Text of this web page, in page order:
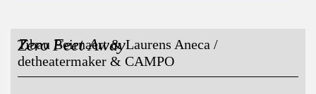
Zero Feet Away
Tibau Beirnaert & Laurens Aneca /
detheatermaker & CAMPO